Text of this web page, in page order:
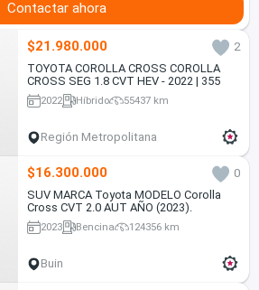
Contactar ahora
$21.980.000
2
TOYOTA COROLLA CROSS COROLLA
CROSS SEG 1.8 CVT HEV - 2022 | 355
2022 Híbrido 55437 km
Región Metropolitana
$16.300.000
0
SUV MARCA Toyota MODELO Corolla
Cross CVT 2.0 AUT AÑO (2023).
2023 Bencina 124356 km
Buin